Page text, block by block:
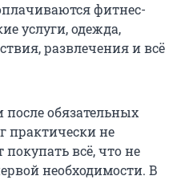
фитнес-
услуги, одежда,
развлечения и всё
обязательных
практически не
покупать всё, что не
необходимости. В